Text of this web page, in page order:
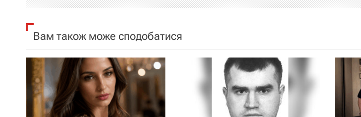
я
а
п
и
Вам також може сподобатися